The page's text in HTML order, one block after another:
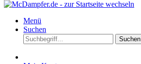
Menü
Suchen
Suchen